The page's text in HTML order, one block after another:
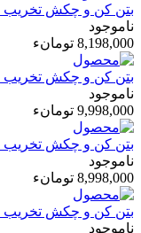
بتن کن و چکش تخریب
ناموجود
8,198,000 تومانء
بتن کن و چکش تخریب
ناموجود
9,998,000 تومانء
بتن کن و چکش تخریب
ناموجود
8,998,000 تومانء
بتن کن و چکش تخریب
ناموجود